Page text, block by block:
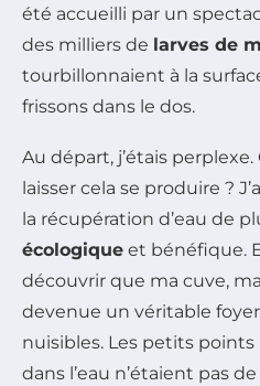
été accueilli par un
des milliers de larves de
tourbillonnaient à la
frissons dans le dos.
Au départ, j’étais
laisser cela se produire ?
la récupération d’eau de
écologique et bénéfique.
découvrir que ma cuve,
devenue un véritable
nuisibles. Les petits points
dans l’eau n’étaient pas